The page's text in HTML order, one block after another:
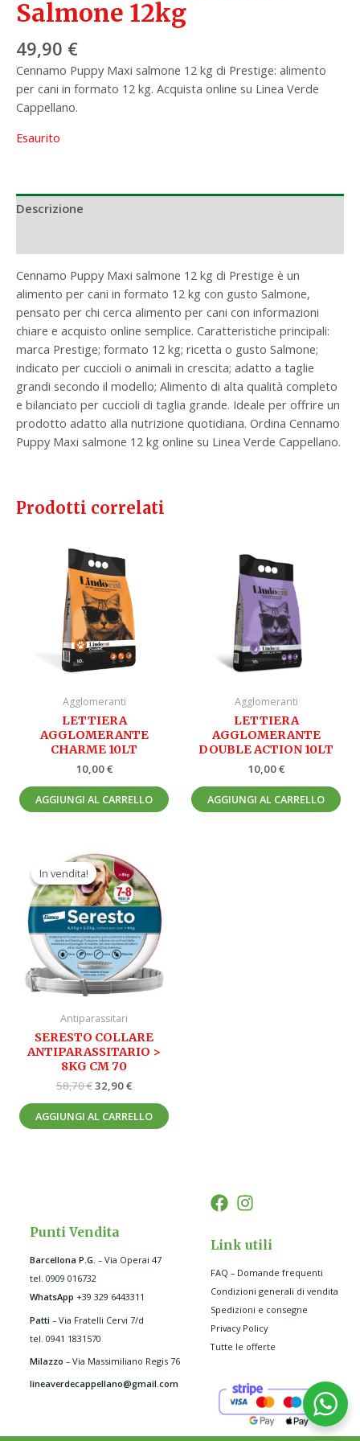
Salmone 12kg
49,90 €
Cennamo Puppy Maxi salmone 12 kg di Prestige: alimento
per cani in formato 12 kg. Acquista online su Linea Verde
Cappellano.
Esaurito
Descrizione
Cennamo Puppy Maxi salmone 12 kg di Prestige è un
alimento per cani in formato 12 kg con gusto Salmone,
pensato per chi cerca alimento per cani con informazioni
chiare e acquisto online semplice. Caratteristiche principali:
marca Prestige; formato 12 kg; ricetta o gusto Salmone;
indicato per cuccioli o animali in crescita; adatto a taglie
grandi secondo il modello; Alimento di alta qualità completo
e bilanciato per cuccioli di taglia grande. Ideale per offrire un
prodotto adatto alla nutrizione quotidiana. Ordina Cennamo
Puppy Maxi salmone 12 kg online su Linea Verde Cappellano.
Prodotti correlati
Agglomeranti
LETTIERA
AGGLOMERANTE
CHARME 10LT
10,00€
AGGIUNGI AL CARRELLO
Agglomeranti
LETTIERA
AGGLOMERANTE
DOUBLE ACTION 10LT
10,00€
AGGIUNGI AL CARRELLO
In vendita!
In vendita!
Antiparassitari
SERESTO COLLARE
ANTIPARASSITARIO >
8KG CM 70
58,70€
Il
prezzo
originale
era:
58,70 €.
32,90€
prezzo
attuale
è:
32,90 €.
AGGIUNGI AL CARRELLO
Punti Vendita
Barcellona P.G. – Via Operai 47
tel. 0909 016732
WhatsApp +39 329 6443311
Patti – Via Fratelli Cervi 7/d
tel. 0941 1831570
Milazzo– Via Massimiliano Regis 76
lineaverdecappellano@gmail.com
Link utili
FAQ – Domande frequenti
Condizioni generali di vendita
Spedizioni e consegne
Privacy Policy
Tutte le offerte